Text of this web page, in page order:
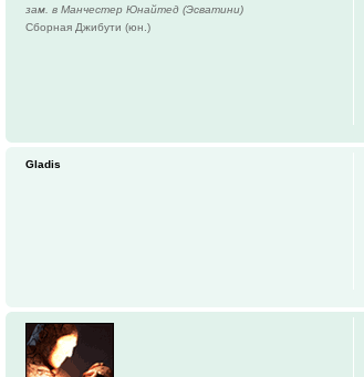
зам. в Манчестер Юнайтед (Эсватини)
Сборная Джибути (юн.)
Gladis